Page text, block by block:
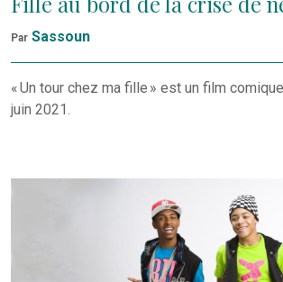
Par Sassoun
« Un tour chez ma fille » est un film
juin 2021.